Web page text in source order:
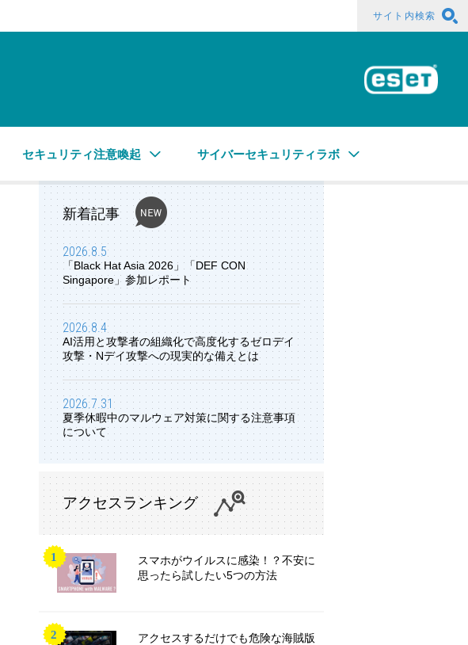
サイト内検索
セキュリティ注意喚起 サイバーセキュリティラボ
新着記事
2026.8.5
「Black Hat Asia 2026」「DEF CON
Singapore」参加レポート
2026.8.4
AI活用と攻撃者の組織化で高度化するゼロデイ
攻撃・Nデイ攻撃への現実的な備えとは
2026.7.31
夏季休暇中のマルウェア対策に関する注意事項
について
アクセスランキング
スマホがウイルスに感染！？不安に
思ったら試したい5つの方法
アクセスするだけでも危険な海賊版